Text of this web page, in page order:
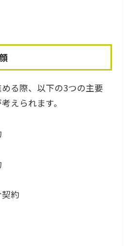
る際、以下の3つの主要
えられます。
約